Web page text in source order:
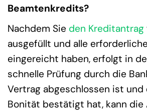
Beamtenkredits?
Nachdem Sie den Kreditantrag
ausgefüllt und alle
eingereicht haben, erfolgt in
schnelle Prüfung durch die
Vertrag abgeschlossen ist und
Bonität bestätigt hat, kann die